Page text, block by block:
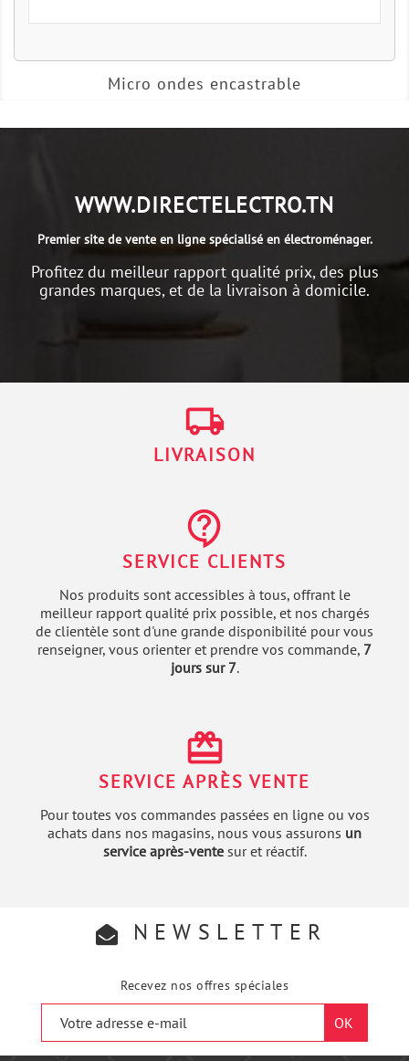
Micro ondes encastrable
WWW.DIRECTELECTRO.TN
Premier site de vente en ligne spécialisé en électroménager.
Profitez du meilleur rapport qualité prix, des plus
grandes marques, et de la livraison à domicile.
local_shipping
LIVRAISON
contact_support
SERVICE CLIENTS
Nos produits sont accessibles à tous, offrant le
meilleur rapport qualité prix possible, et nos chargés
de clientèle sont d'une grande disponibilité pour vous
renseigner, vous orienter et prendre vos commande, 7
jours sur 7.
redeem
SERVICE APRÈS VENTE
Pour toutes vos commandes passées en ligne ou vos
achats dans nos magasins, nous vous assurons un
service après-ventesur et réactif.
NEWSLETTER
Recevez nos offres spéciales